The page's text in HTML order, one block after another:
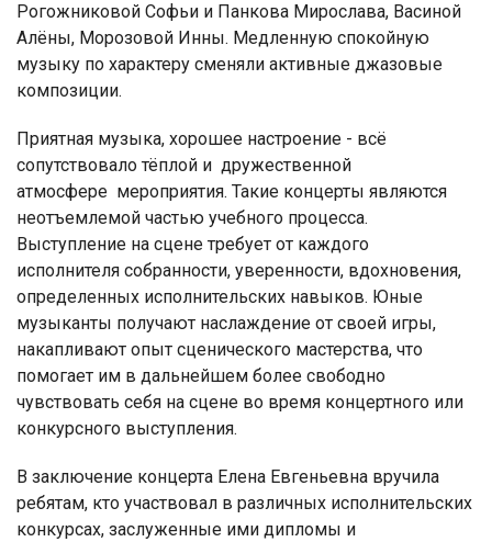
Рогожниковой Софьи и Панкова Мирослава, Васиной
Алёны, Морозовой Инны. Медленную спокойную
музыку по характеру сменяли активные джазовые
композиции.
Приятная музыка, хорошее настроение - всё
сопутствовало тёплой и дружественной
атмосфере мероприятия. Такие концерты являются
неотъемлемой частью учебного процесса.
Выступление на сцене требует от каждого
исполнителя собранности, уверенности, вдохновения,
определенных исполнительских навыков. Юные
музыканты получают наслаждение от своей игры,
накапливают опыт сценического мастерства, что
помогает им в дальнейшем более свободно
чувствовать себя на сцене во время концертного или
конкурсного выступления.
В заключение концерта Елена Евгеньевна вручила
ребятам, кто участвовал в различных исполнительских
конкурсах, заслуженные ими дипломы и